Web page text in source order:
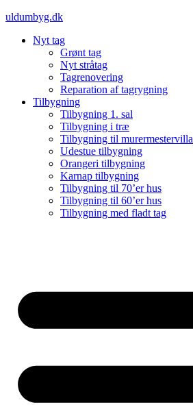
Videre
indhold
uldumbyg.dk
Nyt tag
Grønt tag
Nyt stråtag
Tagrenovering
Reparation af tagrygning
Tilbygning
Tilbygning 1. sal
Tilbygning i træ
Tilbygning til murermestervilla
Udestue tilbygning
Orangeri tilbygning
Karnap tilbygning
Tilbygning til 70’er hus
Tilbygning til 60’er hus
Tilbygning med fladt tag